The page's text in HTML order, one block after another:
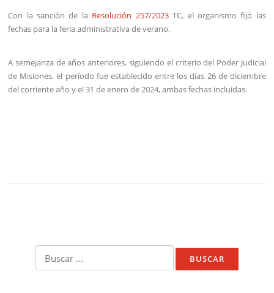
Con la sanción de la Resolución 257/2023TC, el organismo fijó las
fechas para la feria administrativa de verano.
A semejanza de años anteriores, siguiendo el criterio del Poder Judicial
de Misiones, el período fue establecido entre los días 26 de diciembre
del corriente año y el 31 de enero de 2024, ambas fechas incluidas.